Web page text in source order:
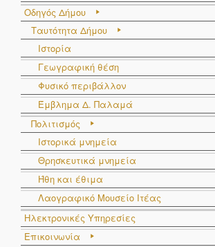
Οδηγός Δήμου
Ταυτότητα Δήμου
Ιστορία
Γεωγραφική θέση
Φυσικό περιβάλλον
Έμβλημα Δ. Παλαμά
Πολιτισμός
Ιστορικά μνημεία
Θρησκευτικά μνημεία
Ήθη και έθιμα
Λαογραφικό Μουσείο Ιτέας
Ηλεκτρονικές Υπηρεσίες
Επικοινωνία